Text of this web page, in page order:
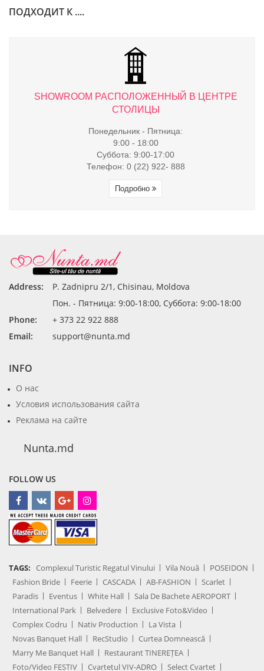
ПОДХОДИТ К ....
SHOWROOM РАСПОЛОЖЕННЫЙ В ЦЕНТРЕ
СТОЛИЦЫ
Понедельник - Пятница:
9:00 - 18:00
Суббота: 9:00-17:00
Телефон: 0 (22) 922- 888
Подробно
Address:
P. Zadnipru 2/1, Chisinau, Moldova
Пон. - Пятница: 9:00-18:00, Суббота: 9:00-18:00
Phone:
+ 373 22 922 888
Email:
support@nunta.md
INFO
О нас
Условия использования сайта
Реклама на сайте
Nunta.md
FOLLOW US
TAGS: Complexul Turistic Regatul Vinului Vila Nouă
POSEIDON
Fashion Bride
Feerie CASCADA AB-FASHION
Scarlet
Paradis
Eventus White Hall
Sala De Bachete AEROPORT
International Park
Belvedere
Exclusive Foto&Video
Complex Codru
Nativ Production
La Vista
Novas Banquet Hall
RecStudio
Curtea Domnească
Marry Me Banquet Hall
Restaurant TINEREȚEA
Foto/Video FESTIV
Cvartetul VIV-ADRO Select Cvartet